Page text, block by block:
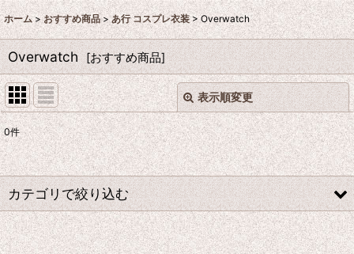
ホーム > おすすめ商品 > あ行 コスプレ衣装 > Overwatch
Overwatch [おすすめ商品]
表示順変更
表示数:
並び順:
絞り込む
閉じる
0件
カテゴリで絞り込む
あ行 コスプレ衣装 (全商品)